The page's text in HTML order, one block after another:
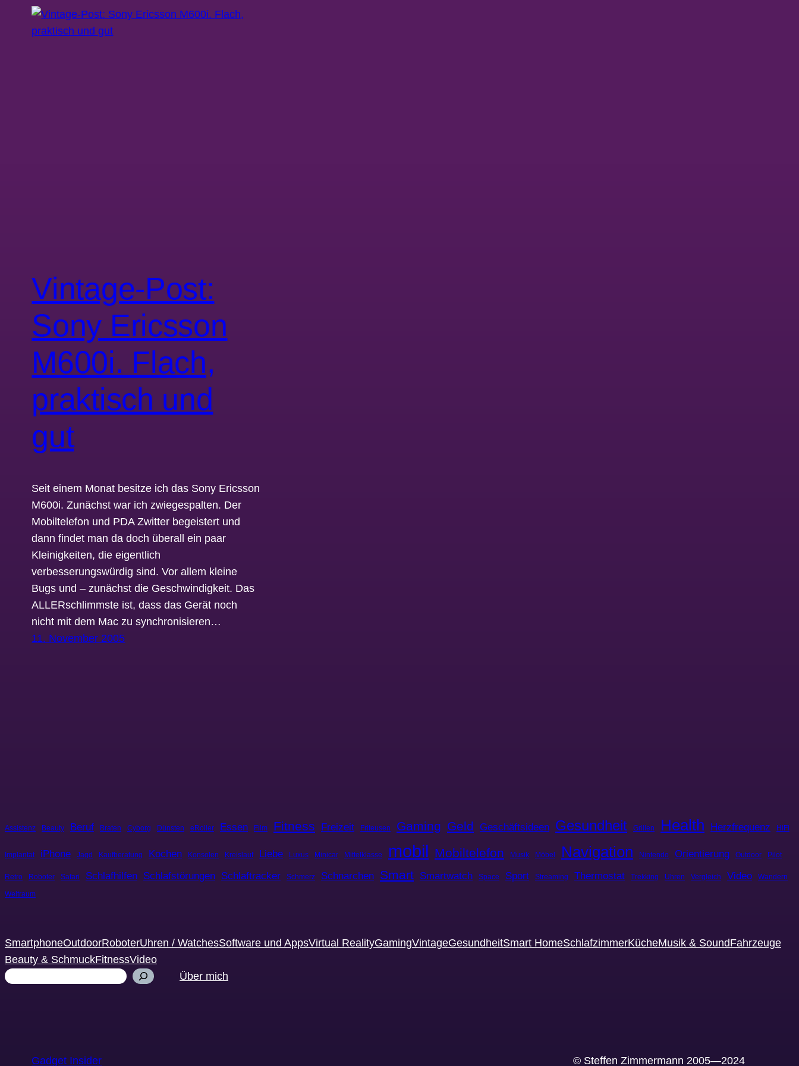
Vintage-Post:
Sony Ericsson
M600i. Flach,
praktisch und
gut
Seit einem Monat besitze ich das Sony Ericsson
M600i. Zunächst war ich zwiegespalten. Der
Mobiltelefon und PDA Zwitter begeistert und
dann findet man da doch überall ein paar
Kleinigkeiten, die eigentlich
verbesserungswürdig sind. Vor allem kleine
Bugs und – zunächst die Geschwindigkeit. Das
ALLERschlimmste ist, dass das Gerät noch
nicht mit dem Mac zu synchronisieren…
11. November 2005
Assistenz Beauty Beruf Braten Cyborg Dünsten eRoller Essen Film Fitness Freizeit Friteusen Gaming Geld Geschäftsideen Gesundheit Grillen Health Herzfrequenz HiFi
Implantat iPhone Jagd Kaufberatung Kochen Konsolen Kreislauf Liebe Luxus Minicar Mittelklasse mobil Mobiltelefon Musik Möbel Navigation Nintendo Orientierung Outdoor Pilot
Retro Roboter Safari Schlafhilfen Schlafstörungen Schlaftracker Schmerz Schnarchen Smart Smartwatch Space Sport Streaming Thermostat Trekking Uhren Vergleich Video Wandern
Weltraum
SmartphoneOutdoorRoboterUhren / WatchesSoftware und AppsVirtual RealityGamingVintageGesundheitSmart HomeSchlafzimmerKücheMusik & SoundFahrzeuge
Beauty & SchmuckFitnessVideo
Suchen
Über mich
Gadget Insider © Steffen Zimmermann 2005—2024